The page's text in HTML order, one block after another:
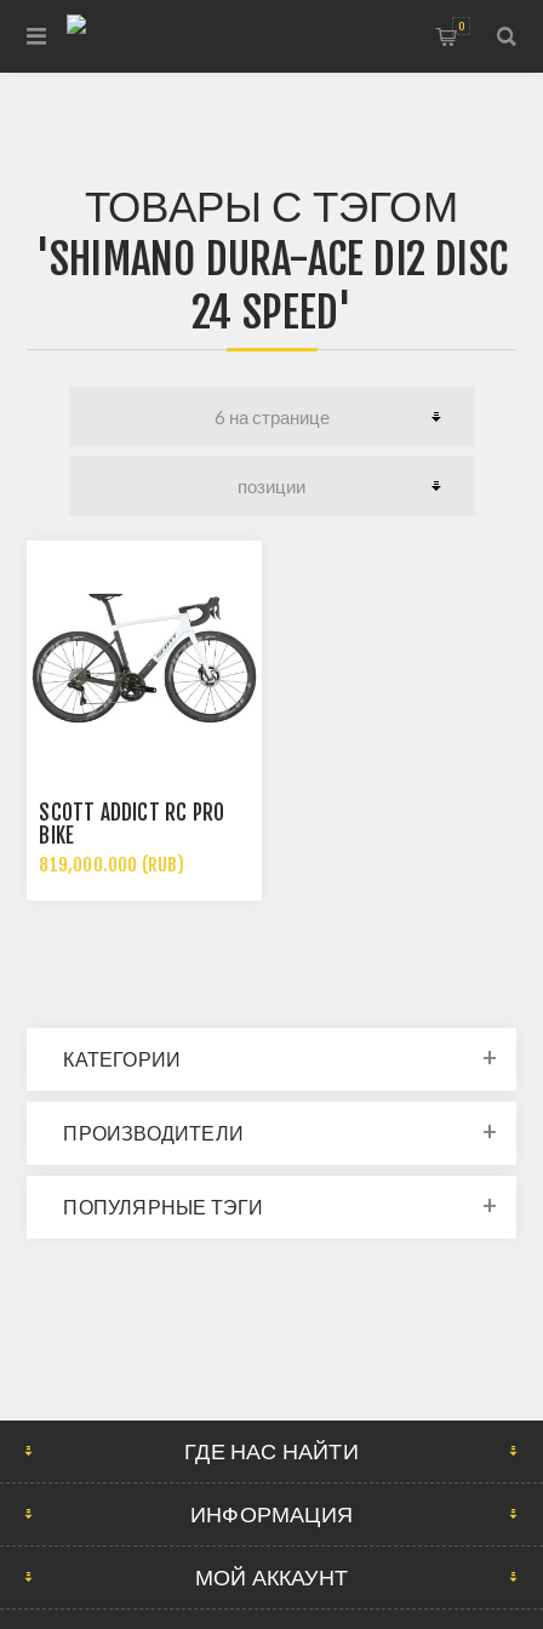
0
ТОВАРЫ С ТЭГОМ
'SHIMANO DURA-ACE DI2 DISC
24 SPEED'
SCOTT ADDICT RC PRO
BIKE
819,000.000 (RUB)
КАТЕГОРИИ
ПРОИЗВОДИТЕЛИ
ПОПУЛЯРНЫЕ ТЭГИ
ГДЕ НАС НАЙТИ
ИНФОРМАЦИЯ
МОЙ АККАУНТ